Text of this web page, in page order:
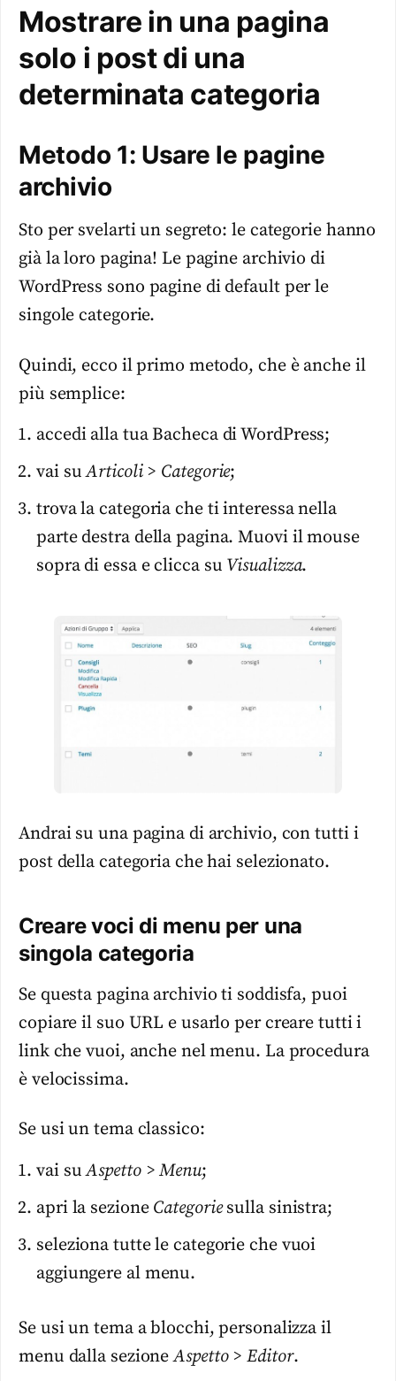
Mostrare in una pagina
solo i post di una
determinata categoria
Metodo 1: Usare le pagine
archivio
Sto per svelarti un segreto: le categorie hanno
già la loro pagina! Le pagine archivio di
WordPress sono pagine di default per le
singole categorie.
Quindi, ecco il primo metodo, che è anche il
più semplice:
accedi alla tua Bacheca di WordPress;
vai suArticoli > Categorie;
trova la categoria che ti interessa nella
parte destra della pagina. Muovi il mouse
sopra di essa e clicca su Visualizza.
Andrai su una pagina di archivio, con tutti i
post della categoria che hai selezionato.
Creare voci di menu per una
singola categoria
Se questa pagina archivio ti soddisfa, puoi
copiare il suo URL e usarlo per creare tutti i
link che vuoi, anche nel menu. La procedura
è velocissima.
Se usi un tema classico:
vai suAspetto > Menu;
apri la sezione Categoriesulla sinistra;
seleziona tutte le categorie che vuoi
aggiungere al menu.
Se usi un tema a blocchi, personalizza il
menu dalla sezioneAspetto > Editor.